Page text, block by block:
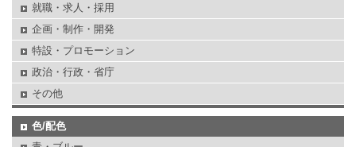
就職・求人・採用
企画・制作・開発
特設・プロモーション
政治・行政・省庁
その他
色/配色